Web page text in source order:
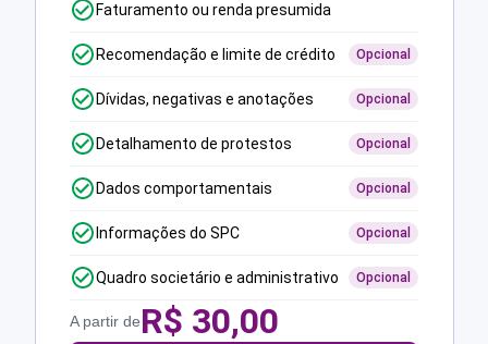
Faturamento ou renda presumida
Recomendação e limite de crédito Opcional
Dívidas, negativas e anotações Opcional
Detalhamento de protestos Opcional
Dados comportamentais Opcional
Informações do SPC Opcional
Quadro societário e administrativo Opcional
A partir deR$ 30,00